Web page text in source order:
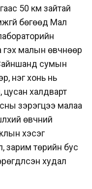
50 км зайтай
бөгөөд Мал
малын өвчнөөр
сумын
нэг хонь нь
цусан халдварт
зэрэгцээ малаа
өвчний
хэсэг
зарим төрийн бус
худал